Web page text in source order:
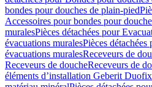
bondes pour douches de plain-pied
Accessoires pour bondes pour
muralesPièces détachées pour
évacuations muralesPièces
évacuations muralesReceveurs de
Receveurs de doucheReceveurs de
éléments d’installation Geberit Duofix